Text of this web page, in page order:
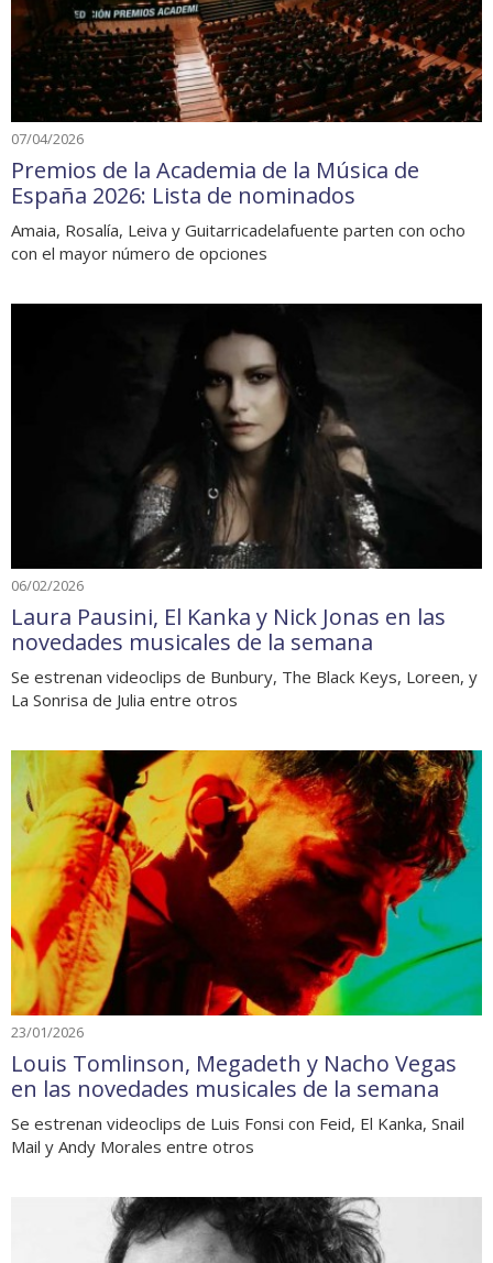
07/04/2026
Premios de la Academia de la Música de
España 2026: Lista de nominados
Amaia, Rosalía, Leiva y Guitarricadelafuente parten con ocho
con el mayor número de opciones
06/02/2026
Laura Pausini, El Kanka y Nick Jonas en las
novedades musicales de la semana
Se estrenan videoclips de Bunbury, The Black Keys, Loreen, y
La Sonrisa de Julia entre otros
23/01/2026
Louis Tomlinson, Megadeth y Nacho Vegas
en las novedades musicales de la semana
Se estrenan videoclips de Luis Fonsi con Feid, El Kanka, Snail
Mail y Andy Morales entre otros